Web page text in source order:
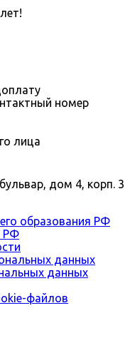
номер
лица
дом 4, корп. 3
образования РФ
РФ
данных
данных
файлов